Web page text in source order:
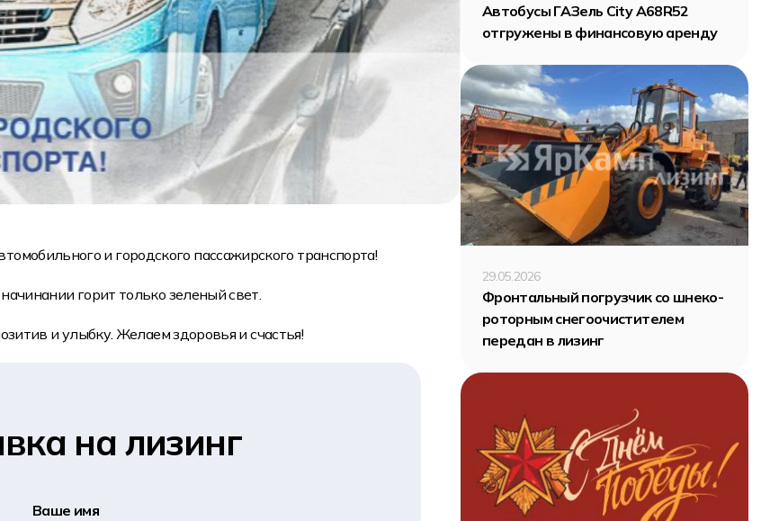
и городского пассажирского транспорта!
горит только зеленый свет.
и улыбку. Желаем здоровья и счастья!
на лизинг
Ваше имя
Автобусы ГАЗель City A68R52
отгружены в финансовую аренду
29.05.2026
Фронтальный погрузчик со шнеко-
роторным снегоочистителем
передан в лизинг